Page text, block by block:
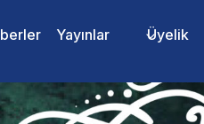
Yayınlar Üyelik